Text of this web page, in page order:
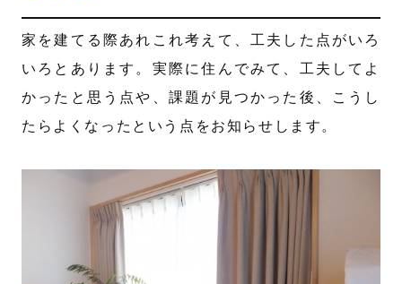
家を建てる際あれこれ考えて、工夫した点がいろ
いろとあります。実際に住んでみて、工夫してよ
かったと思う点や、課題が見つかった後、こうし
たらよくなったという点をお知らせします。